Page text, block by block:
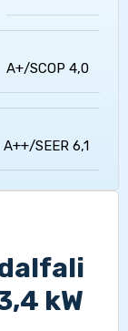
A+/SCOP 4,0
A++/SEER 6,1
kW